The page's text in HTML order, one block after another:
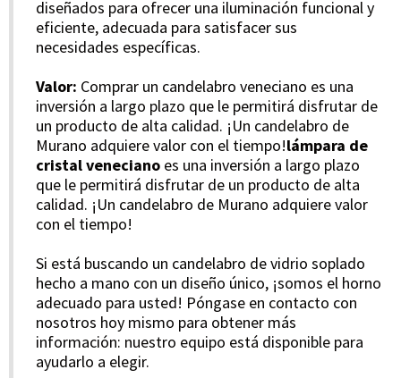
diseñados para ofrecer una iluminación funcional y
eficiente, adecuada para satisfacer sus
necesidades específicas.
Valor: Comprar un candelabro veneciano es una
inversión a largo plazo que le permitirá disfrutar de
un producto de alta calidad. ¡Un candelabro de
Murano adquiere valor con el tiempo!lámpara de
cristal veneciano es una inversión a largo plazo
que le permitirá disfrutar de un producto de alta
calidad. ¡Un candelabro de Murano adquiere valor
con el tiempo!
Si está buscando un candelabro de vidrio soplado
hecho a mano con un diseño único, ¡somos el horno
adecuado para usted! Póngase en contacto con
nosotros hoy mismo para obtener más
información: nuestro equipo está disponible para
ayudarlo a elegir.